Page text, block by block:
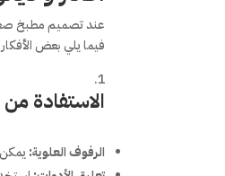
عند تصميم مطبخ
فيما يلي بعض
الاستفادة
الرفوف العلوية: